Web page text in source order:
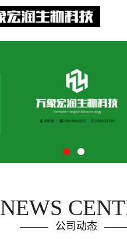
NEWS
公司动态